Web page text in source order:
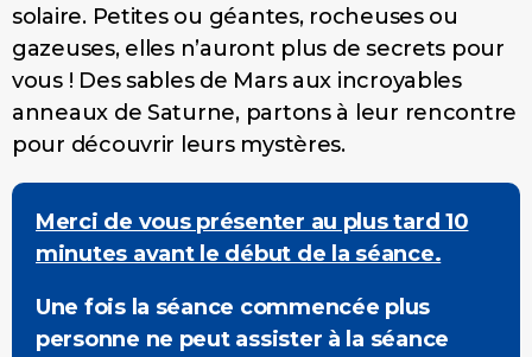
solaire. Petites ou géantes, rocheuses ou
gazeuses, elles n’auront plus de secrets pour
vous ! Des sables de Mars aux incroyables
anneaux de Saturne, partons à leur rencontre
pour découvrir leurs mystères.
Merci de vous présenter au plus tard 10
minutes avant le début de la séance.
Une fois la séance commencée plus
personne ne peut assister à la séance